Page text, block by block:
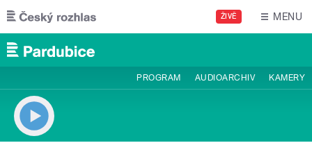
Přejít k hlavnímu obsahu
ŽIVĚ MENU
PROGRAM AUDIOARCHIV KAMERY